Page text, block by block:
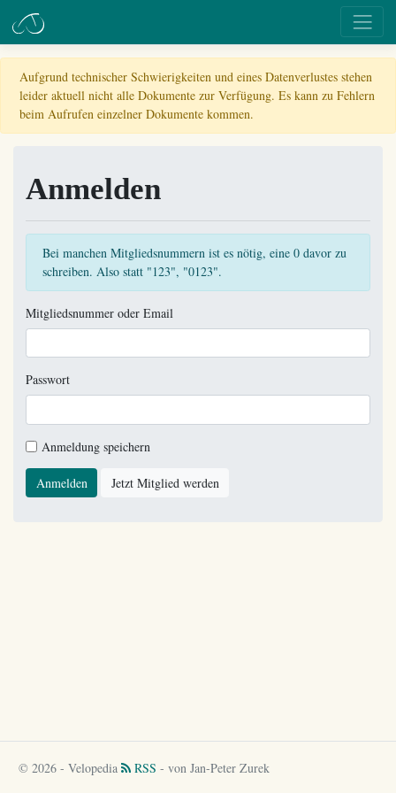
Aufgrund technischer Schwierigkeiten und eines Datenverlustes stehen
leider aktuell nicht alle Dokumente zur Verfügung. Es kann zu Fehlern
beim Aufrufen einzelner Dokumente kommen.
Anmelden
Bei manchen Mitgliedsnummern ist es nötig, eine 0 davor zu
schreiben. Also statt "123", "0123".
Mitgliedsnummer oder Email
Passwort
Anmeldung speichern
Anmelden Jetzt Mitglied werden
© 2026 - Velopedia RSS - von Jan-Peter Zurek